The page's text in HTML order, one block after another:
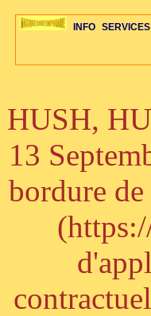
INFO
ÉDITORIAUX ACTUS-
SERVICES
MAJ-LISTE ARCH-
SÉLECTION GUIDE-
SÉLECTION COMPOS-
20ÈME PARAL 1001 CD
HUSH,
13
bordure